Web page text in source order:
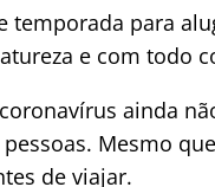
temporada para
e com todo
ainda
Mesmo
de viajar.